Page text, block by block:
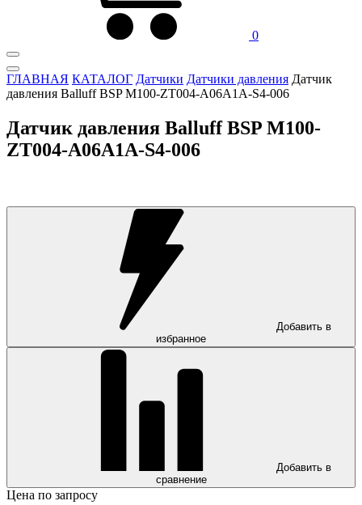
0
ГЛАВНАЯ КАТАЛОГ Датчики Датчики давления Датчик
давления Balluff BSP M100-ZT004-A06A1A-S4-006
Датчик давления Balluff BSP M100-
ZT004-A06A1A-S4-006
Добавить в
избранное
Добавить в
сравнение
Цена по запросу